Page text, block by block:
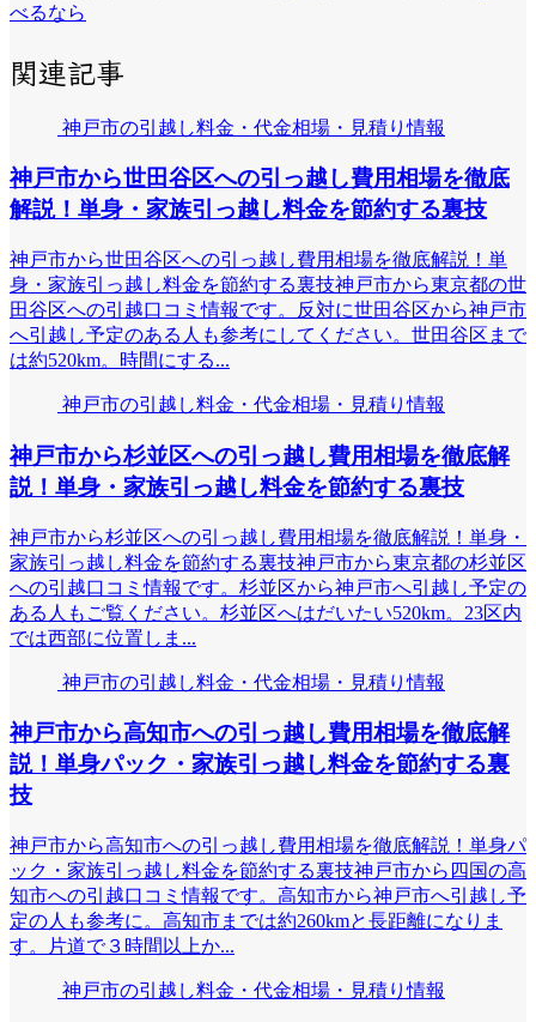
べるなら
関連記事
神戸市の引越し料金・代金相場・見積り情報
神戸市から世田谷区への引っ越し費用相場を徹底
解説！単身・家族引っ越し料金を節約する裏技
神戸市から世田谷区への引っ越し費用相場を徹底解説！単
身・家族引っ越し料金を節約する裏技神戸市から東京都の世
田谷区への引越口コミ情報です。反対に世田谷区から神戸市
へ引越し予定のある人も参考にしてください。世田谷区まで
は約520km。時間にする...
神戸市の引越し料金・代金相場・見積り情報
神戸市から杉並区への引っ越し費用相場を徹底解
説！単身・家族引っ越し料金を節約する裏技
神戸市から杉並区への引っ越し費用相場を徹底解説！単身・
家族引っ越し料金を節約する裏技神戸市から東京都の杉並区
への引越口コミ情報です。杉並区から神戸市へ引越し予定の
ある人もご覧ください。杉並区へはだいたい520km。23区内
では西部に位置しま...
神戸市の引越し料金・代金相場・見積り情報
神戸市から高知市への引っ越し費用相場を徹底解
説！単身パック・家族引っ越し料金を節約する裏
技
神戸市から高知市への引っ越し費用相場を徹底解説！単身パ
ック・家族引っ越し料金を節約する裏技神戸市から四国の高
知市への引越口コミ情報です。高知市から神戸市へ引越し予
定の人も参考に。高知市までは約260kmと長距離になりま
す。片道で３時間以上か...
神戸市の引越し料金・代金相場・見積り情報